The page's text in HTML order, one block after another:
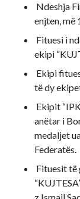
Ndeshja
enjten, më
Fituesi i
ekipi
Ekipi
të dy
Ekipit
anëtar i
medaljet
Federatës.
Fituesit të